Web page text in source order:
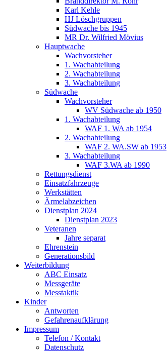
Karl Kehle
HJ Löschgruppen
Südwache bis 1945
MR Dr. Wilfried Mövius
Hauptwache
Wachvorsteher
1. Wachabteilung
2. Wachabteilung
3. Wachabteilung
Südwache
Wachvorsteher
WV Südwache ab 1950
1. Wachabteilung
WAF 1. WA ab 1954
2. Wachabteilung
WAF 2. WA.SW ab 1953
3. Wachabteilung
WAF 3.WA ab 1990
Rettungsdienst
Einsatzfahrzeuge
Werkstätten
Ärmelabzeichen
Dienstplan 2024
Dienstplan 2023
Veteranen
Jahre separat
Ehrenstein
Generationsbild
Weiterbildung
ABC Einsatz
Messgeräte
Messtaktik
Kinder
Antworten
Gefahrenaufklärung
Impressum
Telefon / Kontakt
Datenschutz